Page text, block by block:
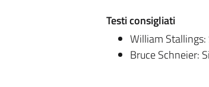
Testi consigliati
William Stallings:
Bruce Schneier: